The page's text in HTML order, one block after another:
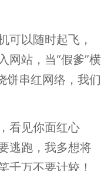
可以随时起飞，
网站，当“假爹”横
饼串红网络，我们
看见你面红心
逃跑，我多想将
千万不要计较！